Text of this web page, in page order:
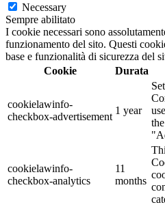
Necessary
Sempre abilitato
I cookie necessari sono
funzionamento del sito. Questi
base e funzionalità di sicurezza del
Cookie
Durata
cookielawinfo-
checkbox-advertisement
1 year
cookielawinfo-
checkbox-analytics
11
months